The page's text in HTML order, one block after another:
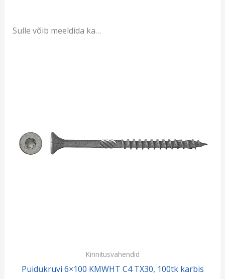
Sulle võib meeldida ka…
Kinnitusvahendid
Puidukruvi 6×100 KMWHT C4 TX30, 100tk karbis